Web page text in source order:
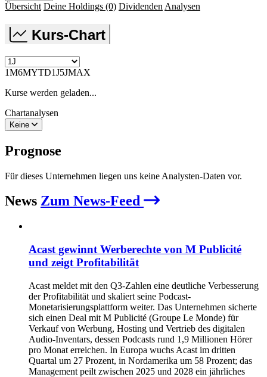
Übersicht Deine Holdings (0) Dividenden Analysen
Kurs-Chart
1M6MYTD1J5JMAX
Kurse werden geladen...
Chartanalysen
Keine
Prognose
Für dieses Unternehmen liegen uns keine Analysten-Daten vor.
News Zum News-Feed
Acast gewinnt Werberechte von M Publicité
und zeigt Profitabilität
Acast meldet mit den Q3-Zahlen eine deutliche Verbesserung
der Profitabilität und skaliert seine Podcast-
Monetarisierungsplattform weiter. Das Unternehmen sicherte
sich einen Deal mit M Publicité (Groupe Le Monde) für
Verkauf von Werbung, Hosting und Vertrieb des digitalen
Audio-Inventars, dessen Podcasts rund 1,9 Millionen Hörer
pro Monat erreichen. In Europa wuchs Acast im dritten
Quartal um 27 Prozent, in Nordamerika um 58 Prozent; das
Management peilt zwischen 2025 und 2028 ein jährliches